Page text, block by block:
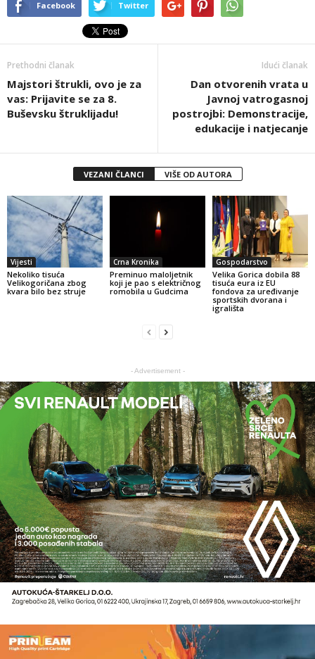
Facebook Twitter
Prethodni članak
Majstori štrukli, ovo je za
vas: Prijavite se za 8.
Buševsku štruklijadu!
Idući članak
Dan otvorenih vrata u
Javnoj vatrogasnoj
postrojbi: Demonstracije,
edukacije i natjecanje
VEZANI ČLANCI VIŠE OD AUTORA
Vijesti
Nekoliko tisuća
Velikogoričana zbog
kvara bilo bez struje
Crna Kronika
Preminuo maloljetnik
koji je pao s električnog
romobila u Gudcima
Gospodarstvo
Velika Gorica dobila 88
tisuća eura iz EU
fondova za uređivanje
sportskih dvorana i
igrališta
- Advertisement -